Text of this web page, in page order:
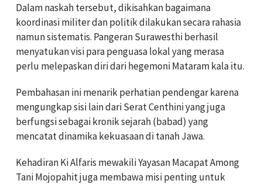
Dalam naskah tersebut, dikisahkan bagaimana
koordinasi militer dan politik dilakukan secara rahasia
namun sistematis. Pangeran Surawesthi berhasil
menyatukan visi para penguasa lokal yang merasa
perlu melepaskan diri dari hegemoni Mataram kala itu.
Pembahasan ini menarik perhatian pendengar karena
mengungkap sisi lain dari Serat Centhini yang juga
berfungsi sebagai kronik sejarah (babad) yang
mencatat dinamika kekuasaan di tanah Jawa.
Kehadiran Ki Alfaris mewakili Yayasan Macapat Among
Tani Mojopahit juga membawa misi penting untuk